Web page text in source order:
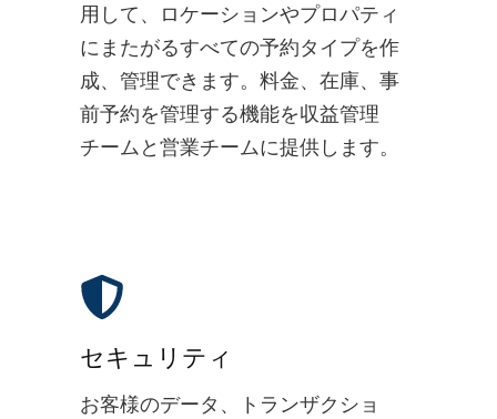
用して、ロケーションやプロパティ
にまたがるすべての予約タイプを作
成、管理できます。料金、在庫、事
前予約を管理する機能を収益管理
チームと営業チームに提供します。
セキュリティ
お客様のデータ、トランザクショ